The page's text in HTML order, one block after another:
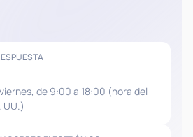
de 9:00 a 18:00 (hora del
UU.)